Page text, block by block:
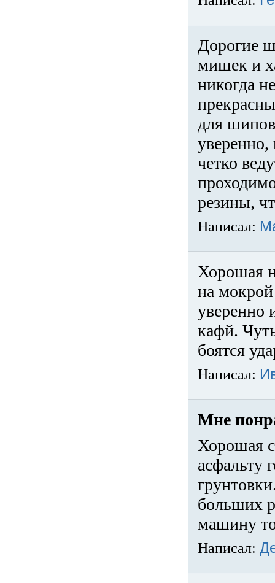
Дорогие
мишек и
никогда
для
четко
резины,
Написал:
Хорошая
на
уверенно
кафй.
боятся
Написал:
Мне
Хорошая
асфальту
больших
машину
Написал: